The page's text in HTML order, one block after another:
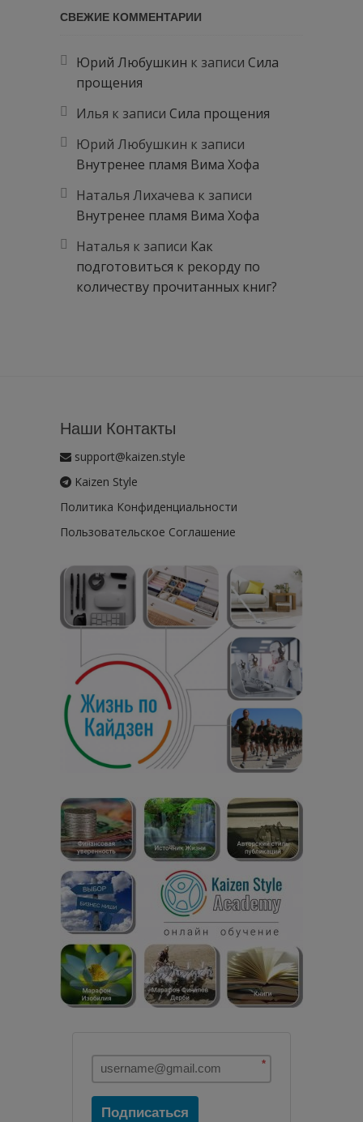
СВЕЖИЕ КОММЕНТАРИИ
Юрий Любушкин к записи Сила
прощения
Илья к записи Сила прощения
Юрий Любушкин к записи
Внутренее пламя Вима Хофа
Наталья Лихачева к записи
Внутренее пламя Вима Хофа
Наталья к записи Как
подготовиться к рекорду по
количеству прочитанных книг?
Наши Контакты
support@kaizen.style
Kaizen Style
Политика Конфиденциальности
Пользовательское Соглашение
*
Подписаться